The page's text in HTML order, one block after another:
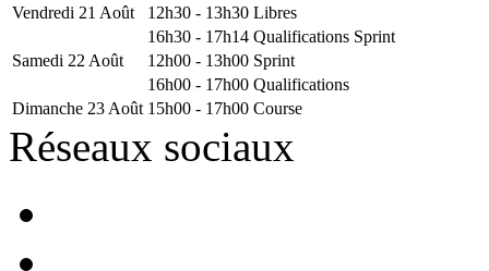
Vendredi 21 Août 12h30 - 13h30 Libres
16h30 - 17h14 Qualifications Sprint
Samedi 22 Août
12h00 - 13h00 Sprint
16h00 - 17h00 Qualifications
Dimanche 23 Août 15h00 - 17h00 Course
Réseaux sociaux